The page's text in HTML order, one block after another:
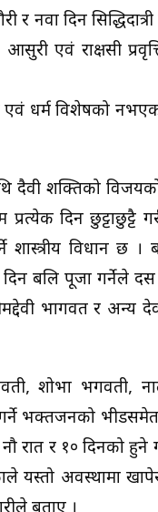
र नवौँ दिन
एवं राक्षसी
धर्म विशेषको नभएको
शक्तिको
दिन छुट्टाछुट्टै
विधान छ ।
दिन बलि पूजा गर्नेले
भागवत र अन्य
शोभा भगवती,
भक्तजनको
रात र १० दिनको हुने
अवस्थामा